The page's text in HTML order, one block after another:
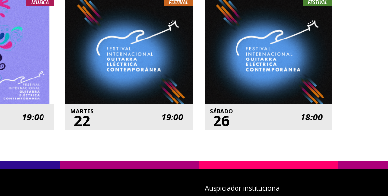
MÚSICA
19:00
FESTIVAL
MARTES
22 19:00
FESTIVAL
SÁBADO
26 18:00
Auspiciador institucional